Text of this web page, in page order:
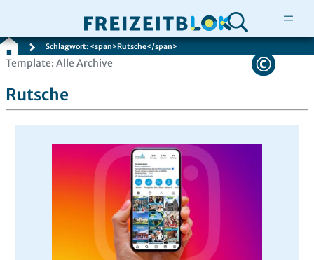
Zum
springen
Schlagwort: <span>Rutsche</span>
Template: Alle Archive
Rutsche